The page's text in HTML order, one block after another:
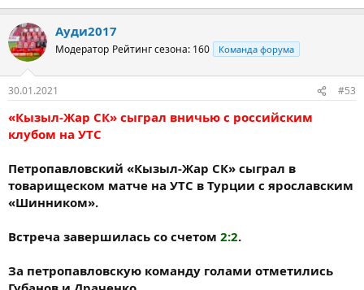
Ауди2017
Модератор Рейтинг сезона: 160 Команда форума
30.01.2021 #53
«Кызыл-Жар СК» сыграл вничью с российским
клубом на УТС
Петропавловский «Кызыл-Жар СК» сыграл в
товарищеском матче на УТС в Турции с ярославским
«Шинником».
Встреча завершилась со счетом 2:2.
За петропавловскую команду голами отметились